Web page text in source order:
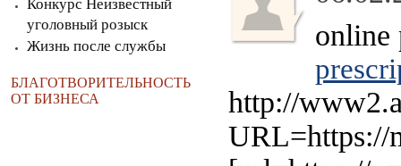
Конкурс Неизвестный
уголовный розыск
Жизнь после службы
БЛАГОТВОРИТЕЛЬНОСТЬ
ОТ БИЗНЕСА
online
http://
URL=https://